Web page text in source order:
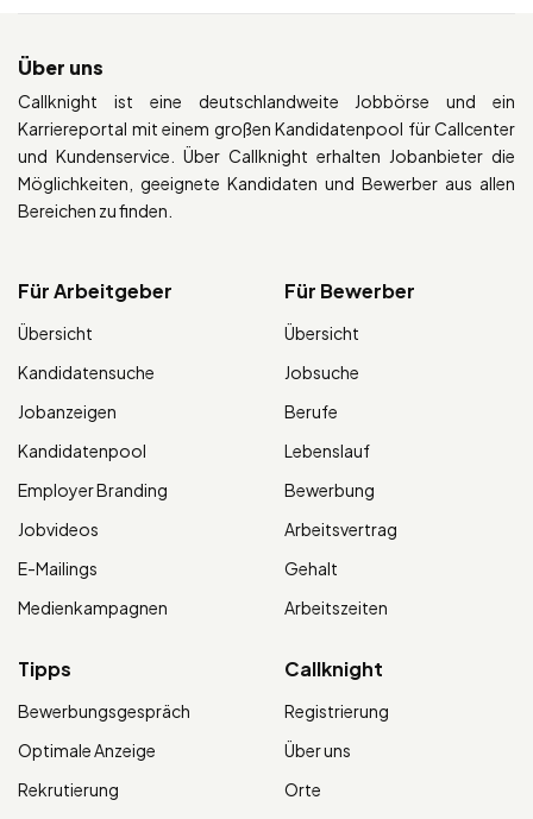
Über uns
Callknight ist eine deutschlandweite Jobbörse und ein
Karriereportal mit einem großen Kandidatenpool für Callcenter
und Kundenservice. Über Callknight erhalten Jobanbieter die
Möglichkeiten, geeignete Kandidaten und Bewerber aus allen
Bereichen zu finden.
Für Arbeitgeber
Übersicht
Kandidatensuche
Jobanzeigen
Kandidatenpool
Employer Branding
Jobvideos
E-Mailings
Medienkampagnen
Für Bewerber
Übersicht
Jobsuche
Berufe
Lebenslauf
Bewerbung
Arbeitsvertrag
Gehalt
Arbeitszeiten
Tipps
Bewerbungsgespräch
Optimale Anzeige
Rekrutierung
Callknight
Registrierung
Über uns
Orte